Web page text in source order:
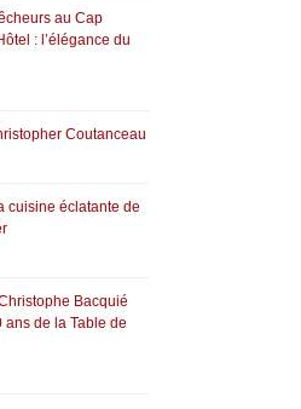
au Cap
: l’élégance du
Coutanceau
cuisine éclatante de
Bacquié
de la Table de